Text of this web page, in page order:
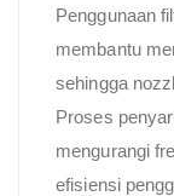
Penggunaan
membantu
sehingga
Proses
mengurangi
efisiensi